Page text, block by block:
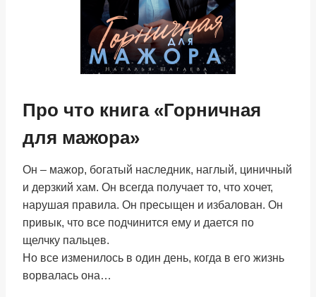
Про что книга «Горничная
для мажора»
Он – мажор, богатый наследник, наглый, циничный
и дерзкий хам. Он всегда получает то, что хочет,
нарушая правила. Он пресыщен и избалован. Он
привык, что все подчинится ему и дается по
щелчку пальцев.
Но все изменилось в один день, когда в его жизнь
ворвалась она…